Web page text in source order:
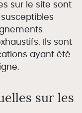
sur le site sont
Ils sont
ayant été
sur les